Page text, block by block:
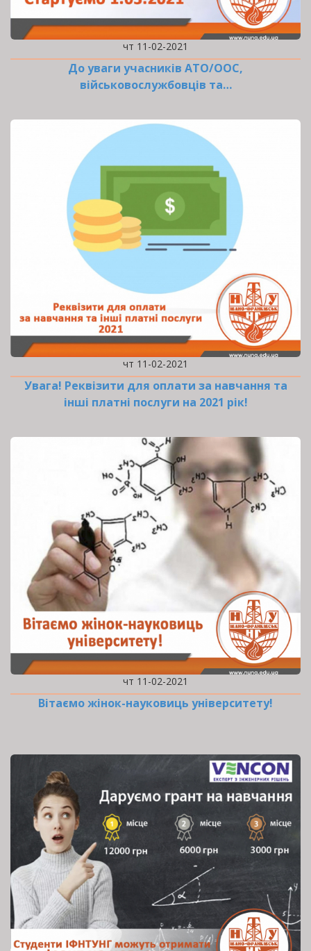
чт 11-02-2021
До уваги учасників АТО/ООС,
військовослужбовців та…
чт 11-02-2021
Увага! Реквізити для оплати за навчання та
інші платні послуги на 2021 рік!
чт 11-02-2021
Вітаємо жінок-науковиць університету!